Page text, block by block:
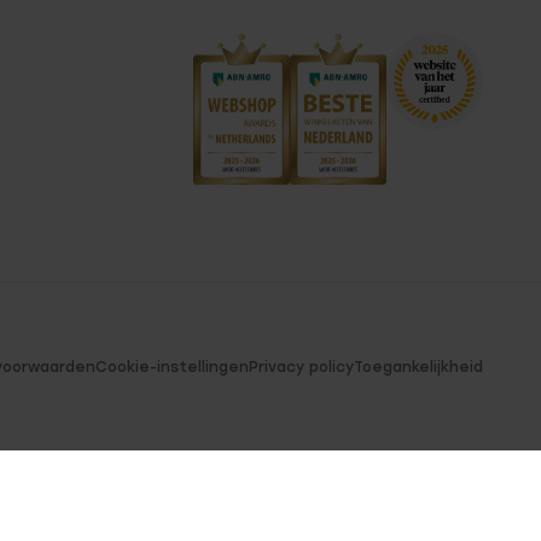
Cookie-instellingenPrivacy policyToegankelijkheid